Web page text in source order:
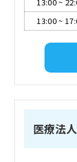
13:00~
医療法